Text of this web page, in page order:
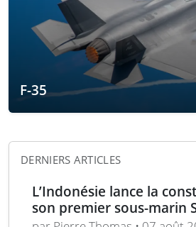
F-35
DERNIERS ARTICLES
L’Indonésie lance la
son premier sous-marin